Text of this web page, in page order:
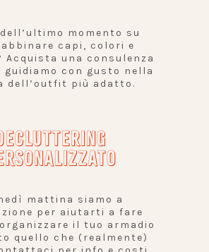
momento su
abbinare capi, colori e
Acquista una consulenza
con gusto nella
dell’outfit più adatto.
mattina siamo a
per aiutarti a fare
il tuo armadio
quello che (realmente)